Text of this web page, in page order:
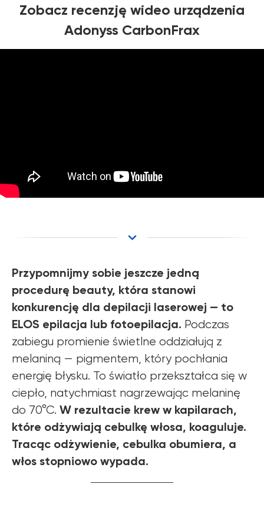
Zobacz recenzję wideo urządzenia
Adonyss CarbonFrax
Przypomnijmy sobie jeszcze jedną
procedurę beauty, która stanowi
konkurencję dla depilacji laserowej — to
ELOS epilacja lub fotoepilacja. Podczas
zabiegu promienie świetlne oddziałują z
melaniną — pigmentem, który pochłania
energię błysku. To światło przekształca się w
ciepło, natychmiast nagrzewając melaninę
do 70°C. W rezultacie krew w kapilarach,
które odżywiają cebulkę włosa, koaguluje.
Tracąc odżywienie, cebulka obumiera, a
włos stopniowo wypada.